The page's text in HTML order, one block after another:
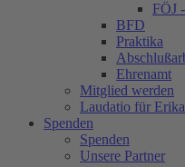
FÖJ
BFD
Praktika
Ehrenamt
Mitglied werden
Laudatio für Erika
Spenden
Spenden
Unsere Partner